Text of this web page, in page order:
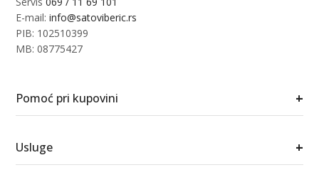
E-mail:info@satoviberic.rs
PIB: 102510399
MB: 08775427
Pomoć pri kupovini +
Usluge +